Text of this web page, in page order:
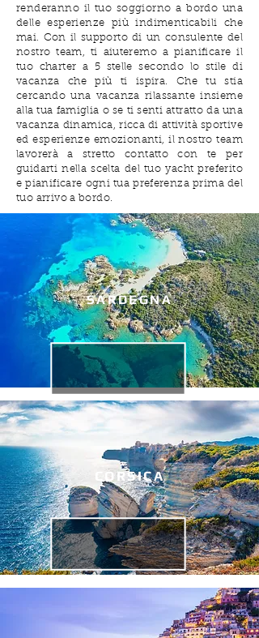
renderanno il tuo soggiorno a bordo una
delle esperienze più indimenticabili che
mai. Con il supporto di un consulente del
nostro team, ti aiuteremo a pianificare il
tuo charter a 5 stelle secondo lo stile di
vacanza che più ti ispira. Che tu stia
cercando una vacanza rilassante insieme
alla tua famiglia o se ti senti attratto da una
vacanza dinamica, ricca di attività sportive
ed esperienze emozionanti, il nostro team
lavorerà a stretto contatto con te per
guidarti nella scelta del tuo yacht preferito
e pianificare ogni tua preferenza prima del
tuo arrivo a bordo.
SARDEGNA
CORSICA